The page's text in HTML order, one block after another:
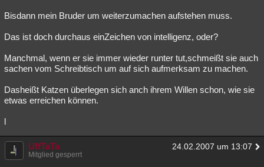
Bisdann mein Bruder um weiterzumachen aufstehen muss.
Das ist doch durchaus einZeichen von intelligenz, oder?
Manchmal, wenn er sie immer wieder runter tut,schmeißt sie auch
sachen vom Schreibtisch um auf sich aufmerksam zu machen.
Dasheißt Katzen überlegen sich anch ihrem Willen schon, wie sie
etwas erreichen können.
l
UffTaTa 24.02.2007 um 13:07
Mitglied gesperrt